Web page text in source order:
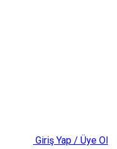
Giriş Yap / Üye Ol